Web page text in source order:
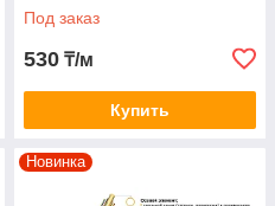
Под заказ
530 ₸/м
Купить
Новинка